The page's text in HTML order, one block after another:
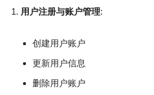
用户注册与账户管理:
创建用户账户
更新用户信息
删除用户账户